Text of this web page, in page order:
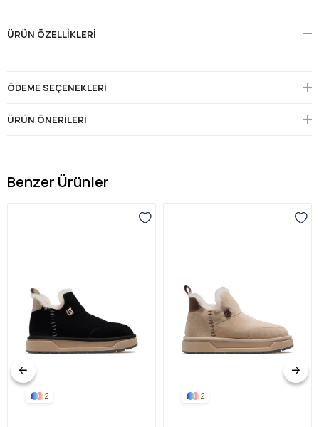
ÜRÜN ÖZELLIKLERI
ÖDEME SEÇENEKLERI
ÜRÜN ÖNERILERI
Benzer Ürünler
2 2